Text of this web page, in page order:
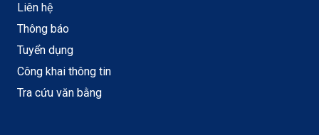
Liên hệ
Thông báo
Tuyển dụng
Công khai thông tin
Tra cứu văn bằng